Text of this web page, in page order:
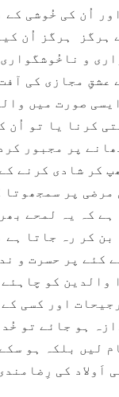
اُن کی خُوشی کے
ہرگز ہرگز اُن
و
عشقِ مجازی کی آفت
صورت میں
کرنا یا تو اُن
پر مجبور
کر شادی کرنے
مرضی پر سمجھوتا
ہے کہ یہ لمحے
بن کر رہ جاتا ہے
کئے پر حسرت و
والدین کو
اور کسی
ہو جائے تو
لیں بلکہ ہو
اَولاد کی